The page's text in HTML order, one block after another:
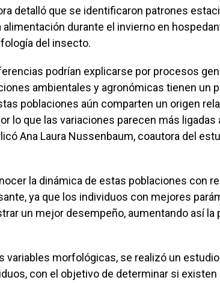
detalló que se identificaron patrones
alimentación durante el invierno en
del insecto.
podrían explicarse por procesos
ambientales y agronómicas tienen un
poblaciones aún comparten un origen
lo que las variaciones parecen más ligadas
Ana Laura Nussenbaum, coautora del
la dinámica de estas poblaciones con
ya que los individuos con mejores
un mejor desempeño, aumentando así la
variables morfológicas, se realizó un
con el objetivo de determinar si